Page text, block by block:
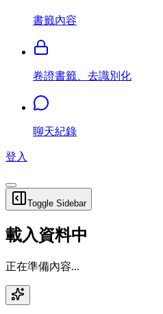
書籤內容
卷證書籤、去識別化
聊天紀錄
登入
Toggle Sidebar
載入資料中
正在準備內容...